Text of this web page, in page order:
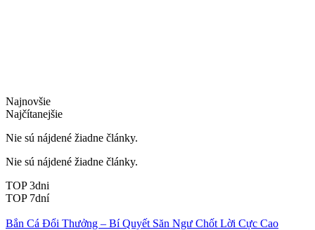
Najnovšie
Najčítanejšie
Nie sú nájdené žiadne články.
Nie sú nájdené žiadne články.
TOP 3dni
TOP 7dní
Bắn Cá Đổi Thưởng – Bí Quyết Săn Ngư Chốt Lời Cực Cao